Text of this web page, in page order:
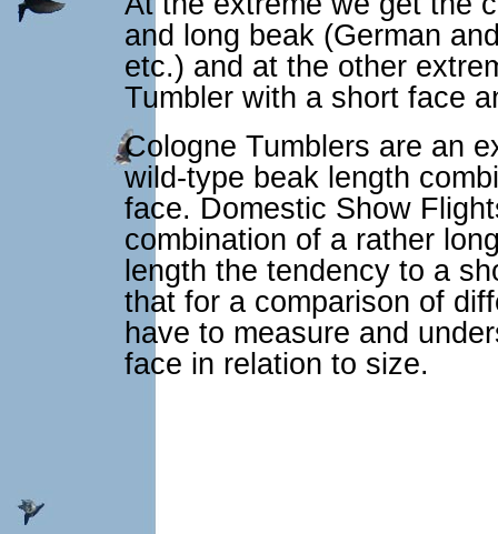
and long beak (German
etc.) and at the other
Tumbler with a short face
Cologne Tumblers are an
wild-type beak length
face. Domestic Show
combination of a rather
length the tendency to a
that for a comparison of
have to measure and
face in relation to size.